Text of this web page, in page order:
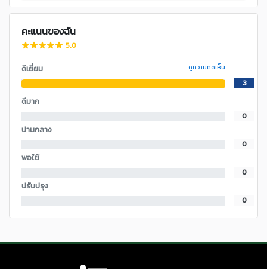
คะแนนของฉัน
5.0
ดีเยี่ยม ดูความคิดเห็น
3
ดีมาก
0
ปานกลาง
0
พอใช้
0
ปรับปรุง
0